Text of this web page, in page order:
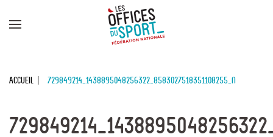
Accueil 729849214_1438895048256322_8583027518351108255_n
Panneau de gestion des cookies